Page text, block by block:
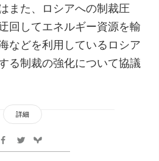
また、ロシアへの制裁圧
回してエネルギー資源を輸
などを利用しているロシア
る制裁の強化について協議
詳細